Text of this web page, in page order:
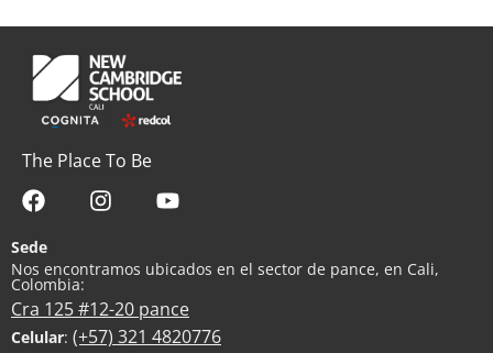
The Place To Be
Sede
Nos encontramos ubicados en el sector de pance, en Cali,
Colombia:
Cra 125 #12-20 pance
Celular: (+57) 321 4820776